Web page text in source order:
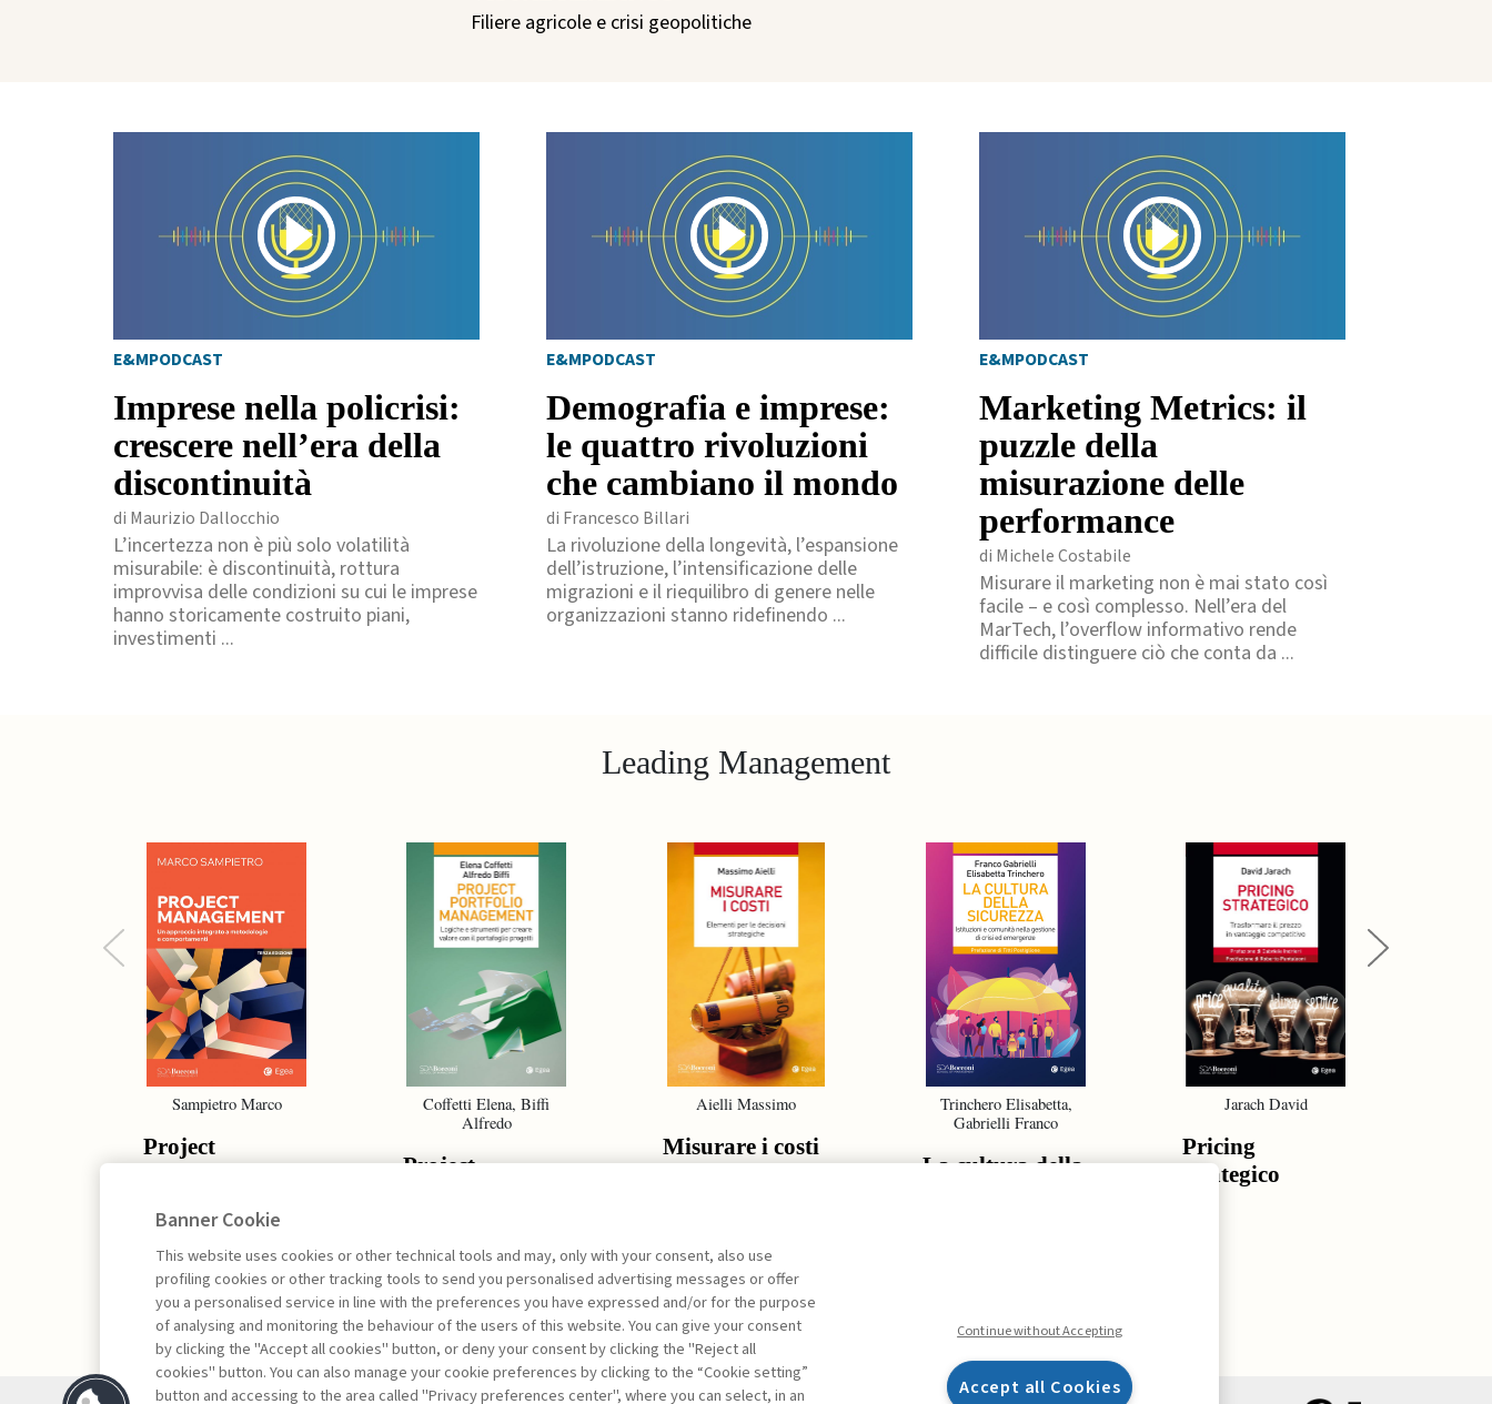
Filiere agricole e crisi geopolitiche
E&MPODCAST
Imprese nella policrisi:
crescere nell’era della
discontinuità
di Maurizio Dallocchio
L’incertezza non è più solo volatilità
misurabile: è discontinuità, rottura
improvvisa delle condizioni su cui le imprese
hanno storicamente costruito piani,
investimenti ...
E&MPODCAST
Demografia e imprese:
le quattro rivoluzioni
che cambiano il mondo
di Francesco Billari
La rivoluzione della longevità, l’espansione
dell’istruzione, l’intensificazione delle
migrazioni e il riequilibro di genere nelle
organizzazioni stanno ridefinendo ...
E&MPODCAST
Marketing Metrics: il
puzzle della
misurazione delle
performance
di Michele Costabile
Misurare il marketing non è mai stato così
facile – e così complesso. Nell’era del
MarTech, l’overflow informativo rende
difficile distinguere ciò che conta da ...
Leading Management
Previous
Sampietro Marco
Project
Coffetti Elena, Biffi
Alfredo
Project
Aielli Massimo
Misurare i costi
Trinchero Elisabetta,
Gabrielli Franco
La cultura della
Jarach David
Pricing
strategico
Next
ARCHIVIO
Banner Cookie
This website uses cookies or other technical tools and may, only with your consent, also use
profiling cookies or other tracking tools to send you personalised advertising messages or offer
you a personalised service in line with the preferences you have expressed and/or for the purpose
of analysing and monitoring the behaviour of the users of this website. You can give your consent
by clicking the "Accept all cookies" button, or deny your consent by clicking the "Reject all
cookies" button. You can also manage your cookie preferences by clicking to the “Cookie setting”
button and accessing to the area called "Privacy preferences center", where you can select, in an
Continue without Accepting
Accept all Cookies